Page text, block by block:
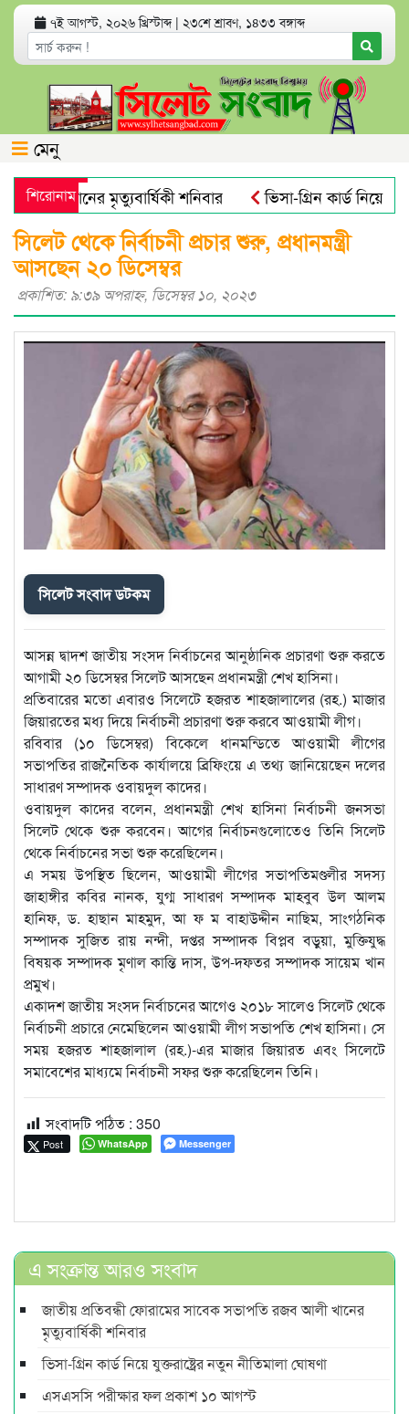
৭ই আগস্ট, ২০২৬ খ্রিস্টাব্দ | ২৩শে শ্রাবণ, ১৪৩৩ বঙ্গাব্দ
মেনু
শিরোনাম
আলী খানের মৃত্যুবার্ষিকী শনিবার
ভিসা-গ্রিন কার্ড নিয়ে
: গবেষণা
নতুন বাংলাদেশের পথচলা শুরু হবে জুলাই
সিলেট থেকে নির্বাচনী প্রচার শুরু, প্রধানমন্ত্রী
আসছেন ২০ ডিসেম্বর
প্রকাশিত: ৯:৩৯ অপরাহ্ণ, ডিসেম্বর ১০, ২০২৩
সিলেট সংবাদ ডটকম
আসন্ন দ্বাদশ জাতীয় সংসদ নির্বাচনের আনুষ্ঠানিক প্রচারণা শুরু করতে
আগামী ২০ ডিসেম্বর সিলেট আসছেন প্রধানমন্ত্রী শেখ হাসিনা।
প্রতিবারের মতো এবারও সিলেটে হজরত শাহজালালের (রহ.) মাজার
জিয়ারতের মধ্য দিয়ে নির্বাচনী প্রচারণা শুরু করবে আওয়ামী লীগ।
রবিবার (১০ ডিসেম্বর) বিকেলে ধানমন্ডিতে আওয়ামী লীগের
সভাপতির রাজনৈতিক কার্যালয়ে ব্রিফিংয়ে এ তথ্য জানিয়েছেন দলের
সাধারণ সম্পাদক ওবায়দুল কাদের।
ওবায়দুল কাদের বলেন, প্রধানমন্ত্রী শেখ হাসিনা নির্বাচনী জনসভা
সিলেট থেকে শুরু করবেন। আগের নির্বাচনগুলোতেও তিনি সিলেট
থেকে নির্বাচনের সভা শুরু করেছিলেন।
এ সময় উপস্থিত ছিলেন, আওয়ামী লীগের সভাপতিমণ্ডলীর সদস্য
জাহাঙ্গীর কবির নানক, যুগ্ম সাধারণ সম্পাদক মাহবুব উল আলম
হানিফ, ড. হাছান মাহমুদ, আ ফ ম বাহাউদ্দীন নাছিম, সাংগঠনিক
সম্পাদক সুজিত রায় নন্দী, দপ্তর সম্পাদক বিপ্লব বড়ুয়া, মুক্তিযুদ্ধ
বিষয়ক সম্পাদক মৃণাল কান্তি দাস, উপ-দফতর সম্পাদক সায়েম খান
প্রমুখ।
একাদশ জাতীয় সংসদ নির্বাচনের আগেও ২০১৮ সালেও সিলেট থেকে
নির্বাচনী প্রচারে নেমেছিলেন আওয়ামী লীগ সভাপতি শেখ হাসিনা। সে
সময় হজরত শাহজালাল (রহ.)-এর মাজার জিয়ারত এবং সিলেটে
সমাবেশের মাধ্যমে নির্বাচনী সফর শুরু করেছিলেন তিনি।
সংবাদটি পঠিত : 350
Post WhatsApp Messenger
এ সংক্রান্ত আরও সংবাদ
জাতীয় প্রতিবন্ধী ফোরামের সাবেক সভাপতি রজব আলী খানের
মৃত্যুবার্ষিকী শনিবার
ভিসা-গ্রিন কার্ড নিয়ে যুক্তরাষ্ট্রের নতুন নীতিমালা ঘোষণা
এসএসসি পরীক্ষার ফল প্রকাশ ১০ আগস্ট